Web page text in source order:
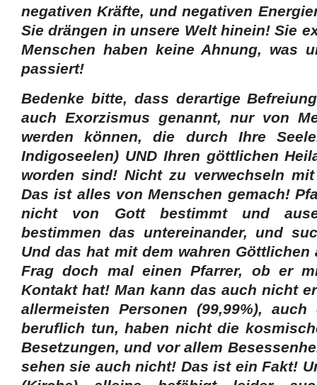
negativen Kräfte, und negativen
Sie drängen in unsere Welt hinein! Sie
Menschen haben keine Ahnung, was
passiert!
Bedenke bitte, dass derartige
auch Exorzismus genannt, nur von
werden können, die durch Ihre
Indigoseelen) UND Ihren göttlichen
worden sind! Nicht zu verwechseln
Das ist alles von Menschen gemach!
nicht von Gott bestimmt und
bestimmen das untereinander, und
Und das hat mit dem wahren
Frag doch mal einen Pfarrer, ob er
Kontakt hat! Man kann das auch nicht
allermeisten Personen (99,99%),
beruflich tun, haben nicht die
Besetzungen, und vor allem
sehen sie auch nicht! Das ist ein Fakt!